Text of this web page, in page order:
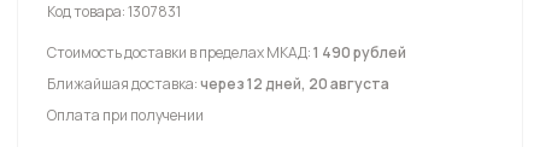
Код товара:1307831
Стоимость доставки в пределах МКАД:1 490 рублей
Ближайшая доставка:через 12 дней, 20 августа
Оплата при получении